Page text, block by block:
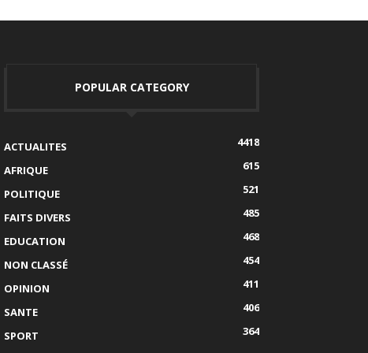
POPULAR CATEGORY
ACTUALITES
4418
AFRIQUE
615
POLITIQUE
521
FAITS DIVERS
485
EDUCATION
468
NON CLASSÉ
454
OPINION
411
SANTE
406
SPORT
364